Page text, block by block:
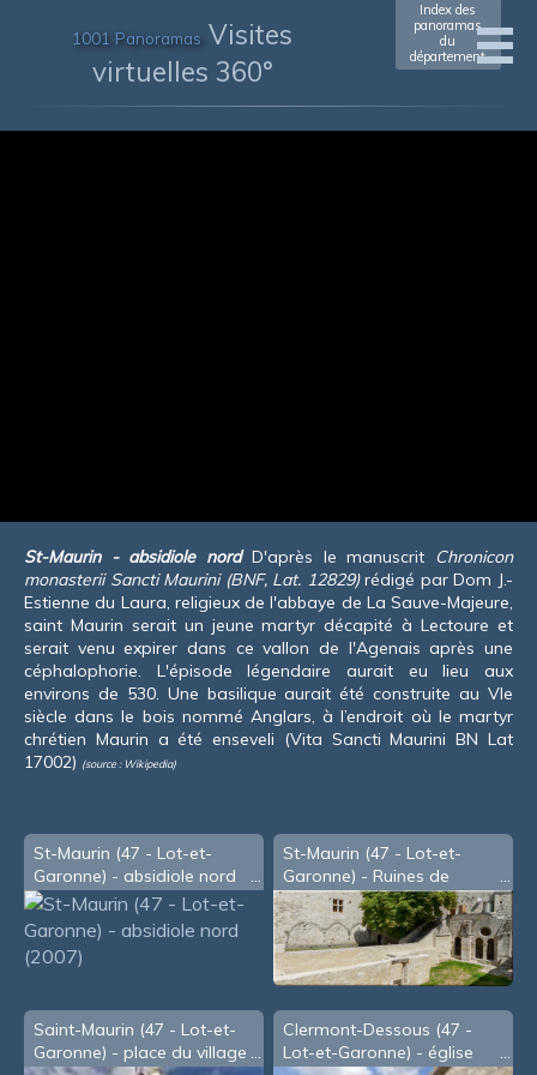
1001 Panoramas Visites
virtuelles 360°
Index des
panoramas
du
département
St-Maurin - absidiole nordD'après le manuscrit
Chronicon
monasterii Sancti Maurini (BNF, Lat. 12829)rédigé par Dom J.-
Estienne du Laura, religieux de l'abbaye de La Sauve-Majeure,
saint Maurin serait un jeune martyr décapité à Lectoure et
serait venu expirer dans ce vallon de l'Agenais après une
céphalophorie. L'épisode légendaire aurait eu lieu aux
environs de 530. Une basilique aurait été construite au VIe
siècle dans le bois nommé Anglars, à l’endroit où le martyr
chrétien Maurin a été enseveli (Vita Sancti Maurini BN Lat
17002) (source : Wikipedia)
St-Maurin (47 - Lot-et-
Garonne) - absidiole nord
(2007)
St-Maurin (47 - Lot-et-
Garonne) - Ruines de
l'abbaye (2007)
Saint-Maurin (47 - Lot-et-
Garonne) - place du village
Clermont-Dessous (47 -
Lot-et-Garonne) - église